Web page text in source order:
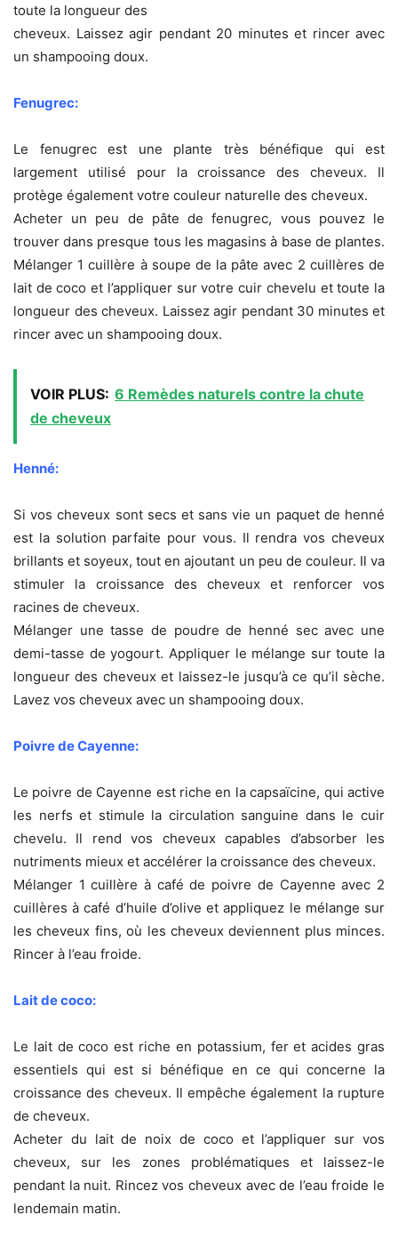
toute la longueur des
cheveux. Laissez agir pendant 20 minutes et rincer avec
un shampooing doux.
Fenugrec:
Le fenugrec est une plante très bénéfique qui est
largement utilisé pour la croissance des cheveux. Il
protège également votre couleur naturelle des cheveux.
Acheter un peu de pâte de fenugrec, vous pouvez le
trouver dans presque tous les magasins à base de plantes.
Mélanger 1 cuillère à soupe de la pâte avec 2 cuillères de
lait de coco et l’appliquer sur votre cuir chevelu et toute la
longueur des cheveux. Laissez agir pendant 30 minutes et
rincer avec un shampooing doux.
VOIR PLUS: 6 Remèdes naturels contre la chute
de cheveux
Henné:
Si vos cheveux sont secs et sans vie un paquet de henné
est la solution parfaite pour vous. Il rendra vos cheveux
brillants et soyeux, tout en ajoutant un peu de couleur. Il va
stimuler la croissance des cheveux et renforcer vos
racines de cheveux.
Mélanger une tasse de poudre de henné sec avec une
demi-tasse de yogourt. Appliquer le mélange sur toute la
longueur des cheveux et laissez-le jusqu’à ce qu’il sèche.
Lavez vos cheveux avec un shampooing doux.
Poivre de Cayenne:
Le poivre de Cayenne est riche en la capsaïcine, qui active
les nerfs et stimule la circulation sanguine dans le cuir
chevelu. Il rend vos cheveux capables d’absorber les
nutriments mieux et accélérer la croissance des cheveux.
Mélanger 1 cuillère à café de poivre de Cayenne avec 2
cuillères à café d’huile d’olive et appliquez le mélange sur
les cheveux fins, où les cheveux deviennent plus minces.
Rincer à l’eau froide.
Lait de coco:
Le lait de coco est riche en potassium, fer et acides gras
essentiels qui est si bénéfique en ce qui concerne la
croissance des cheveux. Il empêche également la rupture
de cheveux.
Acheter du lait de noix de coco et l’appliquer sur vos
cheveux, sur les zones problématiques et laissez-le
pendant la nuit. Rincez vos cheveux avec de l’eau froide le
lendemain matin.